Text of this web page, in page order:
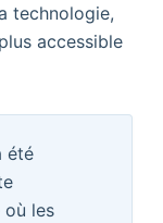
technologie,
accessible
été
où les